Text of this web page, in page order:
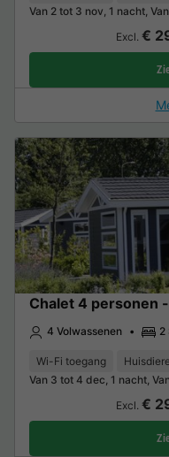
Van 2 tot 3 nov, 1 nacht,
Excl. €
Chalet 4 personen
4 Volwassenen 2
Wi-Fi toegang
Van 3 tot 4 dec, 1 nacht,
Excl. €